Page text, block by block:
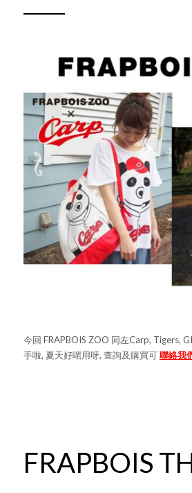
今回 FRAPBOIS ZOO 同左Carp, Tigers,
手啦, 夏天好啱用呀, 查詢及購買可聯絡我
FRAPBOIS